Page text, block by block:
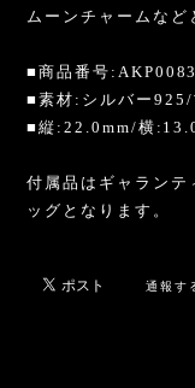
ムーンチャームなど
■商品番号:AKP0083
■素材:シルバー925/
■縦:22.0mm/横
付属品はギャラン
ッグとなります。
通報す